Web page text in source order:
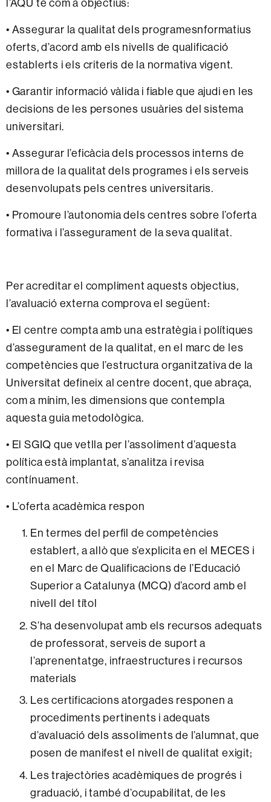
l’AQU té com a objectius:
• Assegurar la qualitat dels programesnformatius
oferts, d’acord amb els nivells de qualificació
establerts i els criteris de la normativa vigent.
• Garantir informació vàlida i fiable que ajudi en les
decisions de les persones usuàries del sistema
universitari.
• Assegurar l’eficàcia dels processos interns de
millora de la qualitat dels programes i els serveis
desenvolupats pels centres universitaris.
• Promoure l’autonomia dels centres sobre l’oferta
formativa i l’assegurament de la seva qualitat.
Per acreditar el compliment aquests objectius,
l’avaluació externa comprova el següent:
• El centre compta amb una estratègia i polítiques
d’assegurament de la qualitat, en el marc de les
competències que l’estructura organitzativa de la
Universitat defineix al centre docent, que abraça,
com a mínim, les dimensions que contempla
aquesta guia metodològica.
• El SGIQ que vetlla per l’assoliment d’aquesta
política està implantat, s’analitza i revisa
contínuament.
• L’oferta acadèmica respon
En termes del perfil de competències
establert, a allò que s’explicita en el MECES i
en el Marc de Qualificacions de l’Educació
Superior a Catalunya (MCQ) d’acord amb el
nivell del títol
S’ha desenvolupat amb els recursos adequats
de professorat, serveis de suport a
l’aprenentatge, infraestructures i recursos
materials
Les certificacions atorgades responen a
procediments pertinents i adequats
d’avaluació dels assoliments de l’alumnat, que
posen de manifest el nivell de qualitat exigit;
Les trajectòries acadèmiques de progrés i
graduació, i també d’ocupabilitat, de les